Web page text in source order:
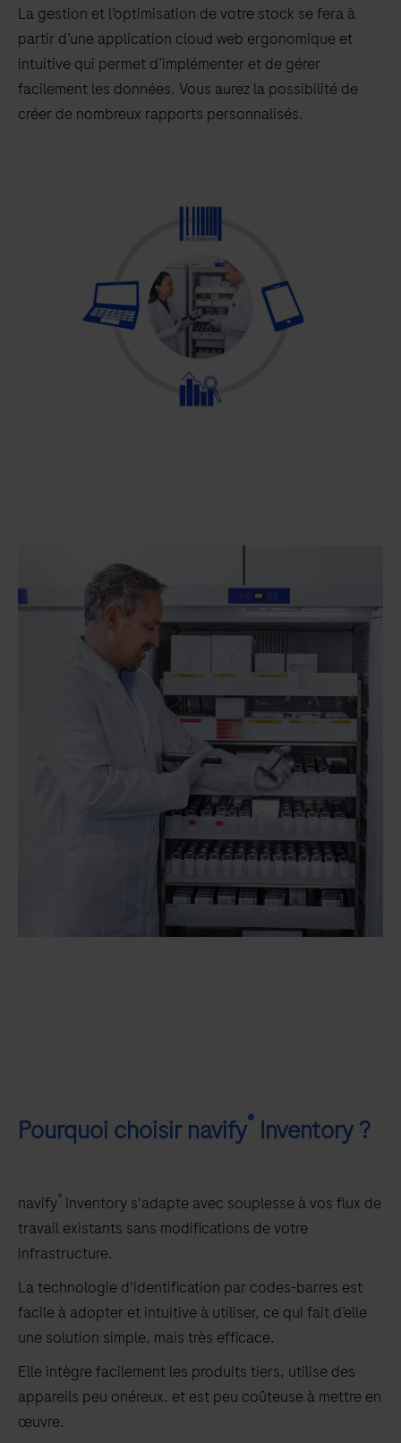
La gestion et l’optimisation de votre stock se fera à
partir d’une application cloud web ergonomique et
intuitive qui permet d’implémenter et de gérer
facilement les données. Vous aurez la possibilité de
créer de nombreux rapports personnalisés.
Pourquoi choisir navify® Inventory ?
navify® Inventory s'adapte avec souplesse à vos flux de
travail existants sans modifications de votre
infrastructure.
La technologie d'identification par codes-barres est
facile à adopter et intuitive à utiliser, ce qui fait d’elle
une solution simple, mais très efficace.
Elle intègre facilement les produits tiers, utilise des
appareils peu onéreux, et est peu coûteuse à mettre en
œuvre.